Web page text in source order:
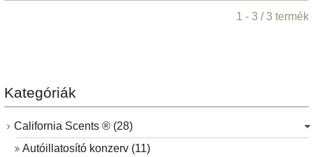
1 - 3 / 3 termék
Kategóriák
California Scents ® (28)
Autóillatosító konzerv (11)